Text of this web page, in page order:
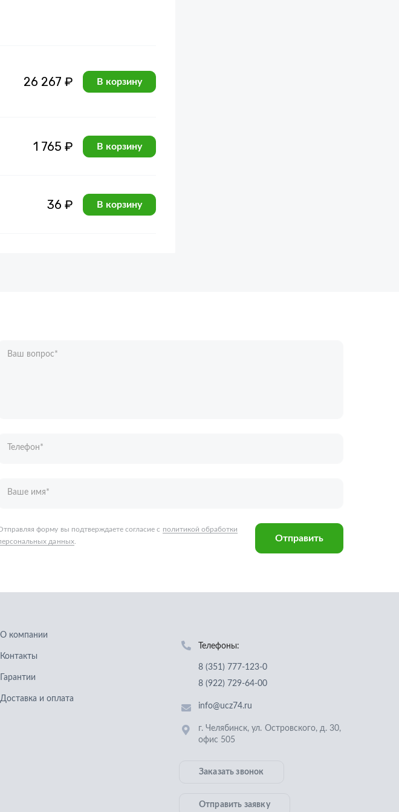
26 267 ₽ В корзину
1 765 ₽ В корзину
36 ₽ В корзину
Ваш вопрос*
Контакты
Гарантии
Доставка и оплата
8 (351) 777-123-0
8 (922) 729-64-00
info@ucz74.ru
г. Челябинск
офис 505